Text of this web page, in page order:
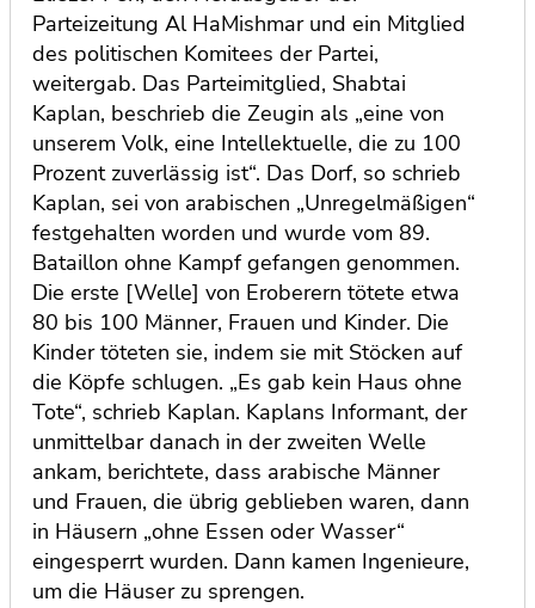
Parteizeitung Al HaMishmar und ein Mitglied
des politischen Komitees der Partei,
weitergab. Das Parteimitglied, Shabtai
Kaplan, beschrieb die Zeugin als „eine von
unserem Volk, eine Intellektuelle, die zu 100
Prozent zuverlässig ist“. Das Dorf, so schrieb
Kaplan, sei von arabischen „Unregelmäßigen“
festgehalten worden und wurde vom 89.
Bataillon ohne Kampf gefangen genommen.
Die erste [Welle] von Eroberern tötete etwa
80 bis 100 Männer, Frauen und Kinder. Die
Kinder töteten sie, indem sie mit Stöcken auf
die Köpfe schlugen. „Es gab kein Haus ohne
Tote“, schrieb Kaplan. Kaplans Informant, der
unmittelbar danach in der zweiten Welle
ankam, berichtete, dass arabische Männer
und Frauen, die übrig geblieben waren, dann
in Häusern „ohne Essen oder Wasser“
eingesperrt wurden. Dann kamen Ingenieure,
um die Häuser zu sprengen.